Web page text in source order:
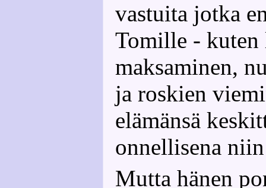
vastuita jotka
Tomille - kuten
maksaminen,
ja roskien
elämänsä
onnellisena
Mutta hänen